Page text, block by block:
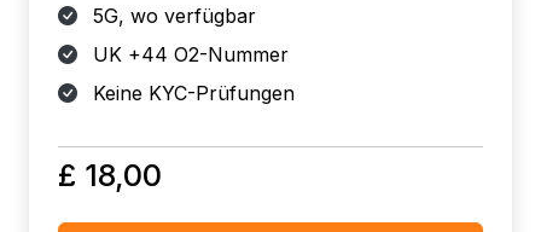
5G, wo verfügbar
UK +44 O2-Nummer
Keine KYC-Prüfungen
£ 18,00